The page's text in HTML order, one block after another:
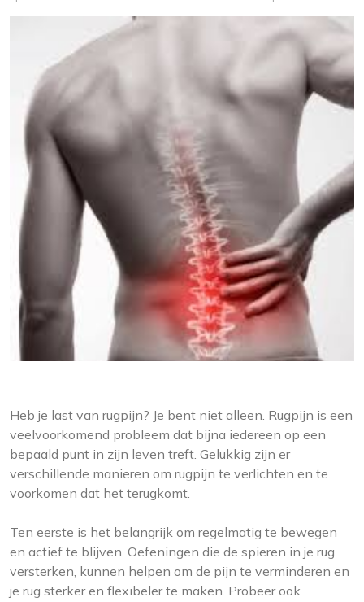
Heb je last van rugpijn? Je bent niet alleen. Rugpijn is een
veelvoorkomend probleem dat bijna iedereen op een
bepaald punt in zijn leven treft. Gelukkig zijn er
verschillende manieren om rugpijn te verlichten en te
voorkomen dat het terugkomt.
Ten eerste is het belangrijk om regelmatig te bewegen
en actief te blijven. Oefeningen die de spieren in je rug
versterken, kunnen helpen om de pijn te verminderen en
je rug sterker en flexibeler te maken. Probeer ook